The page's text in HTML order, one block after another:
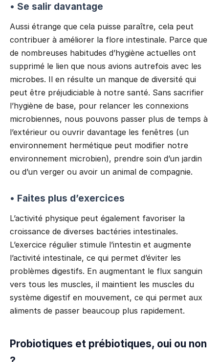
• Se salir davantage
Aussi étrange que cela puisse paraître, cela peut
contribuer à améliorer la flore intestinale. Parce que
de nombreuses habitudes d’hygiène actuelles ont
supprimé le lien que nous avions autrefois avec les
microbes. Il en résulte un manque de diversité qui
peut être préjudiciable à notre santé. Sans sacrifier
l’hygiène de base, pour relancer les connexions
microbiennes, nous pouvons passer plus de temps à
l’extérieur ou ouvrir davantage les fenêtres (un
environnement hermétique peut modifier notre
environnement microbien), prendre soin d’un jardin
ou d’un verger ou avoir un animal de compagnie.
• Faites plus d’exercices
L’activité physique peut également favoriser la
croissance de diverses bactéries intestinales.
L’exercice régulier stimule l’intestin et augmente
l’activité intestinale, ce qui permet d’éviter les
problèmes digestifs. En augmentant le flux sanguin
vers tous les muscles, il maintient les muscles du
système digestif en mouvement, ce qui permet aux
aliments de passer beaucoup plus rapidement.
Probiotiques et prébiotiques, oui ou non